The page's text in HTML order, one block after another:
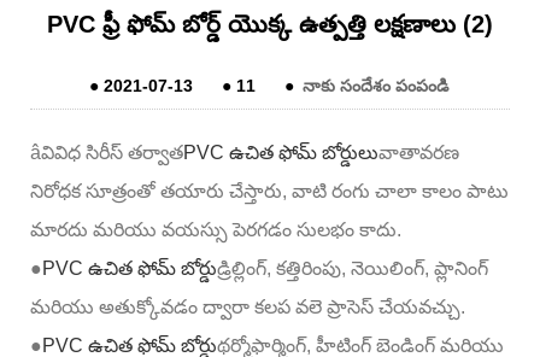
PVC ఫ్రీ ఫోమ్ బోర్డ్ యొక్క ఉత్పత్తి లక్షణాలు (2)
● 2021-07-13 ● 11 ● నాకు సందేశం పంపండి
âవివిధ సిరీస్ తర్వాతPVC ఉచిత ఫోమ్ బోర్డులువాతావరణ
నిరోధక సూత్రంతో తయారు చేస్తారు, వాటి రంగు చాలా కాలం పాటు
మారదు మరియు వయస్సు పెరగడం సులభం కాదు.
●PVC ఉచిత ఫోమ్ బోర్డుడ్రిల్లింగ్, కత్తిరింపు, నెయిలింగ్, ప్లానింగ్
మరియు అతుక్కోవడం ద్వారా కలప వలె ప్రాసెస్ చేయవచ్చు.
●PVC ఉచిత ఫోమ్ బోర్డుథర్మోఫార్మింగ్, హీటింగ్ బెండింగ్ మరియు